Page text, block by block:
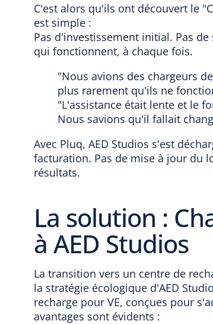
C'est alors qu'ils ont découvert le
est simple :
Pas d'investissement initial. Pas
qui fonctionnent, à chaque fois.
"Nous avions des chargeurs
plus rarement qu'ils ne
"L'assistance était lente et le
Nous savions qu'il fallait
Avec Pluq, AED Studios s'est
facturation. Pas de mise à jour du
résultats.
La solution :
à AED Studios
La transition vers un centre de
la stratégie écologique d'AED
recharge pour VE, conçues pour
avantages sont évidents :